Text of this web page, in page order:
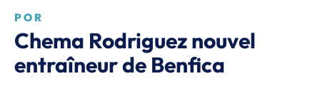
POR
Chema Rodriguez nouvel
entraîneur de Benfica